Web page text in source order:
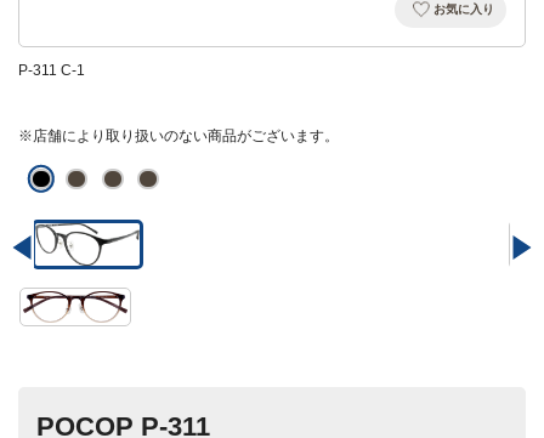
お気に入り
P-311 C-1
※店舗により取り扱いのない商品がございます。
POCOP P-311